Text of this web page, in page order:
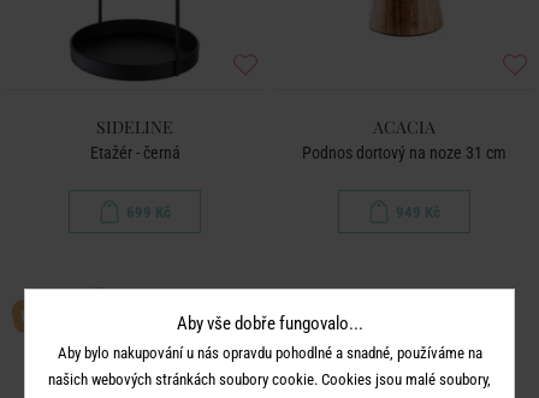
SIDELINE
Etažér - černá
699 Kč
ACACIA
Podnos dortový na noze 31 cm
949 Kč
BESTSELLER -30%
Aby vše dobře fungovalo...
Aby bylo nakupování u nás opravdu pohodlné a snadné, používáme na
našich webových stránkách soubory cookie. Cookies jsou malé soubory,